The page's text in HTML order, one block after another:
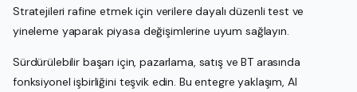
Stratejileri rafine etmek için verilere dayalı düzenli test ve
yineleme yaparak piyasa değişimlerine uyum sağlayın.
Sürdürülebilir başarı için, pazarlama, satış ve BT arasında
fonksiyonel işbirliğini teşvik edin. Bu entegre yaklaşım, AI